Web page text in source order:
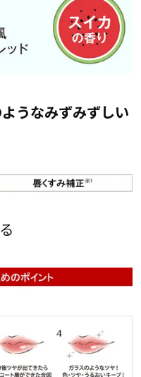
うなみずみずしい